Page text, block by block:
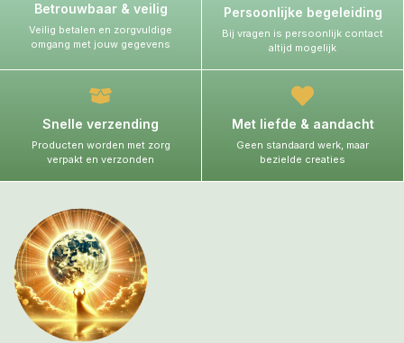
Betrouwbaar & veilig
Veilig betalen en zorgvuldige
omgang met jouw gegevens
Persoonlijke begeleiding
Bij vragen is persoonlijk contact
altijd mogelijk
Snelle verzending
Producten worden met zorg
verpakt en verzonden
Met liefde & aandacht
Geen standaard werk, maar
bezielde creaties